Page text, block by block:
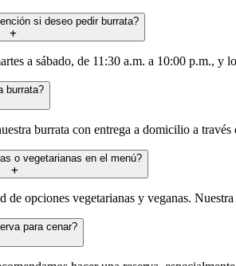
si deseo pedir burrata?
a sábado, de 11:30 a.m. a 10:00 p.m., y
burrata?
burrata con entrega a domicilio a
o vegetarianas en el menú?
de opciones vegetarianas y veganas.
para cenar?